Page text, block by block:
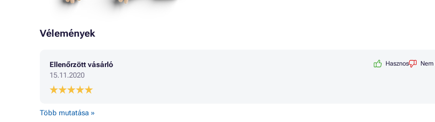
Vélemények
Ellenőrzött vásárló
15.11.2020
Hasznos Nem
Több mutatása »